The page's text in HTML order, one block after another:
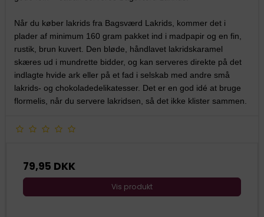
Når du køber lakrids fra Bagsværd Lakrids, kommer det i
plader af minimum 160 gram pakket ind i madpapir og en fin,
rustik, brun kuvert. Den bløde, håndlavet lakridskaramel
skæres ud i mundrette bidder, og kan serveres direkte på det
indlagte hvide ark eller på et fad i selskab med andre små
lakrids- og chokoladedelikatesser. Det er en god idé at bruge
flormelis, når du servere lakridsen, så det ikke klister sammen.
79,95 DKK
Vis produkt